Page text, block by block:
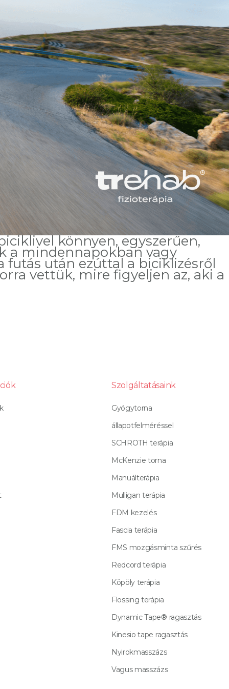
könnyen, egyszerűen,
a mindennapokban vagy
után ezúttal a biciklizésről
vettük, mire figyeljen az, aki a
Szolgáltatásaink
Gyógytorna
állapotfelméréssel
SCHROTH terápia
McKenzie torna
Manuálterápia
Mulligan terápia
FDM kezelés
Fascia terápia
FMS mozgásminta szűrés
Redcord terápia
Köpöly terápia
Flossing terápia
Dynamic Tape® ragasztás
Kinesio tape ragasztás
Nyirokmasszázs
Vagus masszázs